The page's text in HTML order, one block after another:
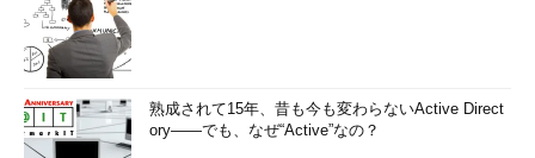
な手段ではない。しかしながら、問題なく作り込む最善の努力を
したとしても人間が行う以上、問題が生じることは避けられな
い。その場合は、いかに早く問題を発見し対処できるか、つまり
設計時点での設計書レビュー、コーディング段階でのソースコー
ドレビューなど、どれもテストより早い段階で問題を発見できる
熟成されて15年、昔も今も変わらないActive Direct
ory――でも、なぜ“Active”なの？